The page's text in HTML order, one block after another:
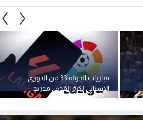
مباريات الجولة 33 من الدوري
الإسباني لكرة القدم.. مدريد
وبرشلونة في مواجهات حاسمة